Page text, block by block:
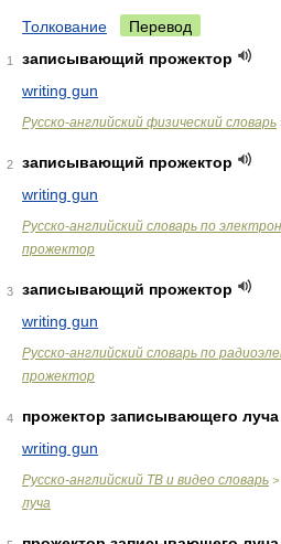
Толкование Перевод
1
записывающий прожектор
writing gun
Русско-английский физический словарь
2
записывающий прожектор
writing gun
Русско-английский словарь по
прожектор
3
записывающий прожектор
writing gun
Русско-английский словарь по
прожектор
4
прожектор записывающего луча
writing gun
Русско-английский ТВ и видео словарь >
луча